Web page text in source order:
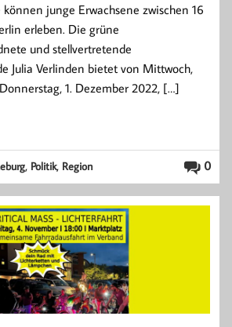
junge Erwachsene zwischen 16
erleben. Die grüne
und stellvertretende
Julia Verlinden bietet von Mittwoch,
1. Dezember 2022, […]
0
, Politik, Region